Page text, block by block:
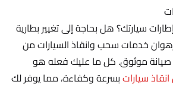
سيارتك؟ هل بحاجة إلى تغيير بطارية
خدمات سحب وانقاذ السيارات من
موثوق. كل ما عليك فعله هو
سياراتبسرعة وكفاءة، مما يوفر لك